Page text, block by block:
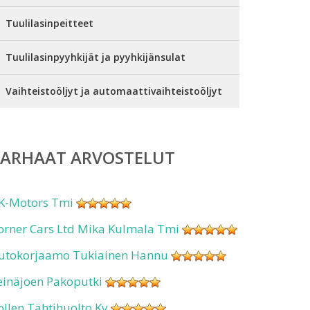
Tuulilasinpeitteet
Tuulilasinpyyhkijät ja pyyhkijänsulat
Vaihteistoöljyt ja automaattivaihteistoöljyt
ARVOSTELUT
Motors Tmi
Cars Ltd Mika Kulmala Tmi
Tukiainen Hannu
Pakoputki